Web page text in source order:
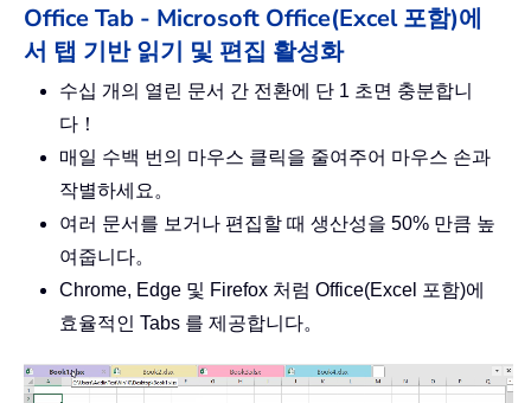
Office Tab - Microsoft Office(Excel 포함)에
서 탭 기반 읽기 및 편집 활성화
수십 개의 열린 문서 간 전환에 단 1 초면 충분합니
다！
매일 수백 번의 마우스 클릭을 줄여주어 마우스 손과
작별하세요。
여러 문서를 보거나 편집할 때 생산성을 50% 만큼 높
여줍니다。
Chrome, Edge 및 Firefox 처럼 Office(Excel 포함)에
효율적인 Tabs 를 제공합니다。